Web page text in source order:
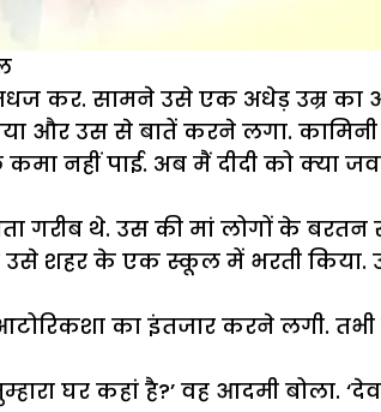
कर. सामने उसे एक अधेड़ उम्र
और उस से बातें करने लगा.
पाई. अब मैं दीदी को क्या
गरीब थे. उस की मां लोगों के
उसे शहर के एक स्कूल में भरती
का इंतजार करने लगी.
घर कहां है?’ वह आदमी बोला.